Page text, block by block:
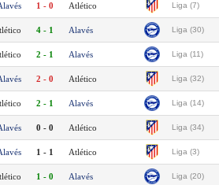
1 - 0 Atlético Liga (7)
4 - 1 Alavés Liga (30)
2 - 1 Alavés Liga (11)
2 - 0 Atlético Liga (32)
2 - 1 Alavés Liga (14)
0 - 0 Atlético Liga (34)
1 - 1 Atlético Liga (3)
1 - 0 Alavés Liga (20)